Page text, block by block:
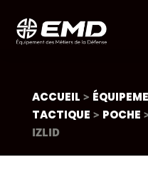
ACCUEIL >
TACTIQUE > POCHE
IZLID